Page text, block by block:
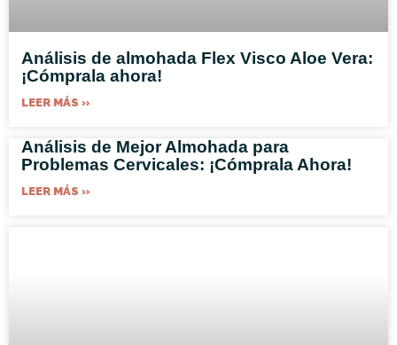
Análisis de almohada Flex Visco Aloe Vera:
¡Cómprala ahora!
LEER MÁS »
Análisis de Mejor Almohada para
Problemas Cervicales: ¡Cómprala Ahora!
LEER MÁS »